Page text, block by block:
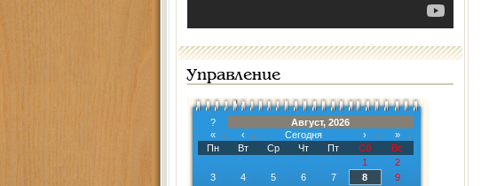
Управление
?
Август, 2026
«
‹ Сегодня ›
»
Пн
Вт Ср Чт Пт Сб
Вс
1
2
3
4 5 6 7 8
9